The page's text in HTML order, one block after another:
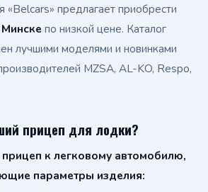
«Belcars» предлагает приобрести
по низкой цене. Каталог
лучшими моделями и новинками
MZSA, AL-KO, Respo,
прицеп для лодки?
к легковому автомобилю,
параметры изделия: